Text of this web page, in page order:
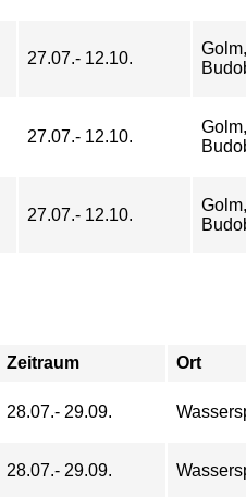
27.07.- 12.10.
27.07.- 12.10.
27.07.- 12.10.
Zeitraum Ort
28.07.- 29.09.
28.07.- 29.09.